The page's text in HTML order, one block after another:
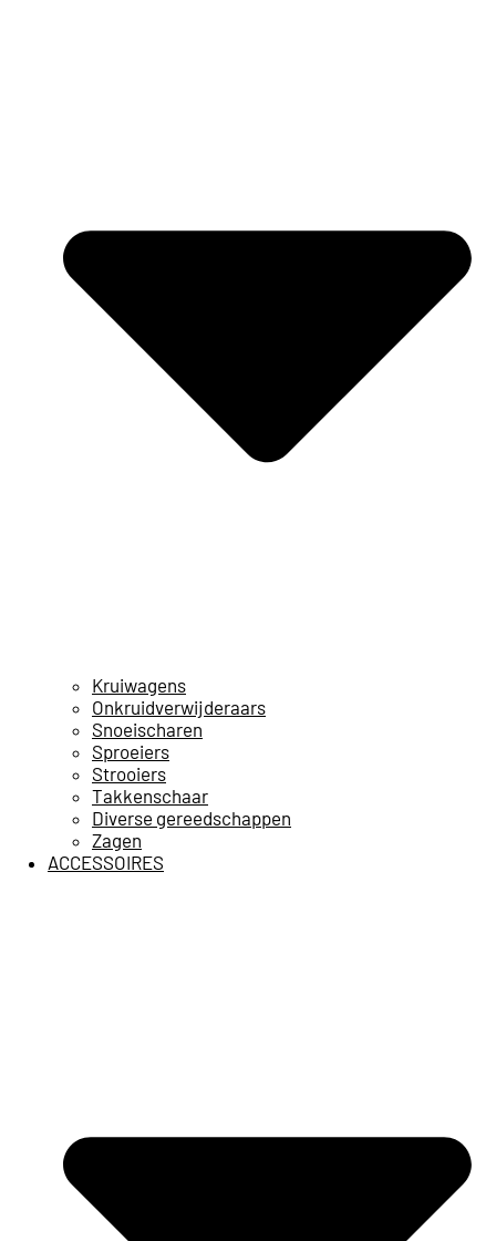
Kruiwagens
Onkruidverwijderaars
Snoeischaren
Sproeiers
Strooiers
Takkenschaar
Diverse gereedschappen
Zagen
ACCESSOIRES